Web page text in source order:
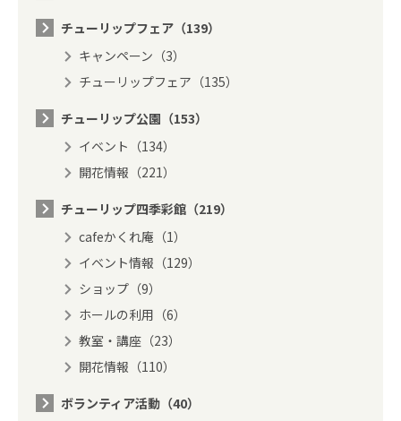
チューリップフェア（139）
キャンペーン（3）
チューリップフェア（135）
チューリップ公園（153）
イベント（134）
開花情報（221）
チューリップ四季彩館（219）
cafeかくれ庵（1）
イベント情報（129）
ショップ（9）
ホールの利用（6）
教室・講座（23）
開花情報（110）
ボランティア活動（40）